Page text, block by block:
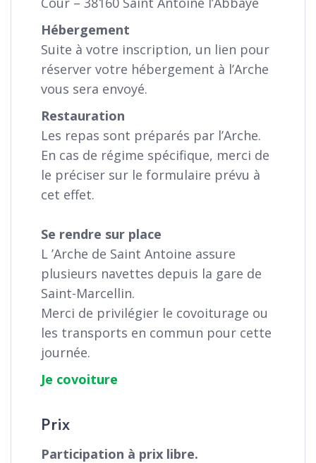
Hébergement
Suite à votre inscription, un lien pour
réserver votre hébergement à l’Arche
vous sera envoyé.
Restauration
Les repas sont préparés par l’Arche.
En cas de régime spécifique, merci de
le préciser sur le formulaire prévu à
cet effet.
Se rendre sur place
L ’Arche de Saint Antoine assure
plusieurs navettes depuis la gare de
Saint-Marcellin.
Merci de privilégier le covoiturage ou
les transports en commun pour cette
journée.
Je covoiture
Prix
Participation à prix libre.